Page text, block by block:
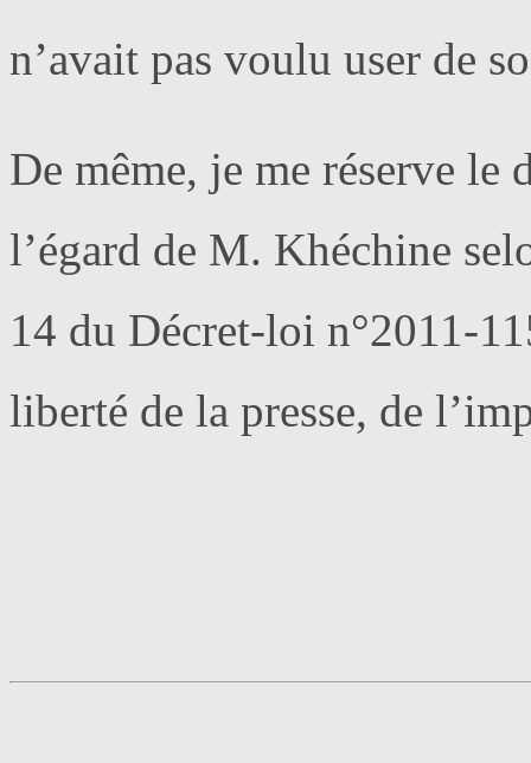
n’avait pas voulu user de
De même, je me réserve le
l’égard de M. Khéchine
14 du Décret-loi n°2011-
liberté de la presse, de